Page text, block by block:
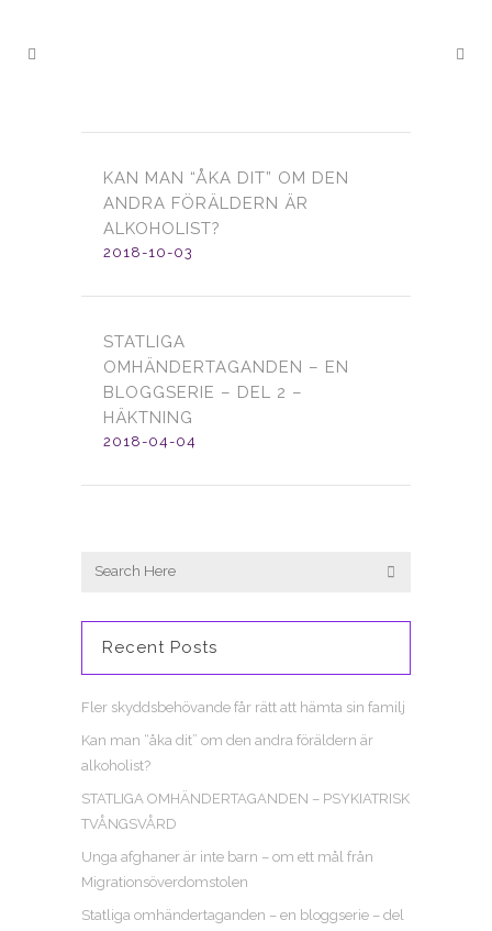
KAN MAN “ÅKA DIT” OM DEN
ANDRA FÖRÄLDERN ÄR
ALKOHOLIST?
2018-10-03
STATLIGA
OMHÄNDERTAGANDEN – EN
BLOGGSERIE – DEL 2 –
HÄKTNING
2018-04-04
Recent Posts
Fler skyddsbehövande får rätt att hämta sin familj
Kan man “åka dit” om den andra föräldern är
alkoholist?
STATLIGA OMHÄNDERTAGANDEN – PSYKIATRISK
TVÅNGSVÅRD
Unga afghaner är inte barn – om ett mål från
Migrationsöverdomstolen
Statliga omhändertaganden – en bloggserie – del